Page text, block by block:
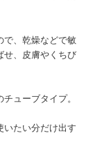
で、乾燥などで敏
せ、皮膚やくちび
ューブタイプ。
たい分だけ出す